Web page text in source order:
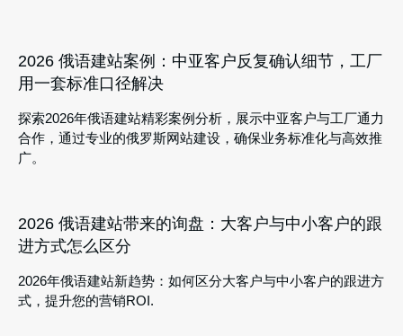
2026 俄语建站案例：中亚客户反复确认细节，工厂
用一套标准口径解决
探索2026年俄语建站精彩案例分析，展示中亚客户与工厂通力
合作，通过专业的俄罗斯网站建设，确保业务标准化与高效推
广。
2026 俄语建站带来的询盘：大客户与中小客户的跟
进方式怎么区分
2026年俄语建站新趋势：如何区分大客户与中小客户的跟进方
式，提升您的营销ROI.